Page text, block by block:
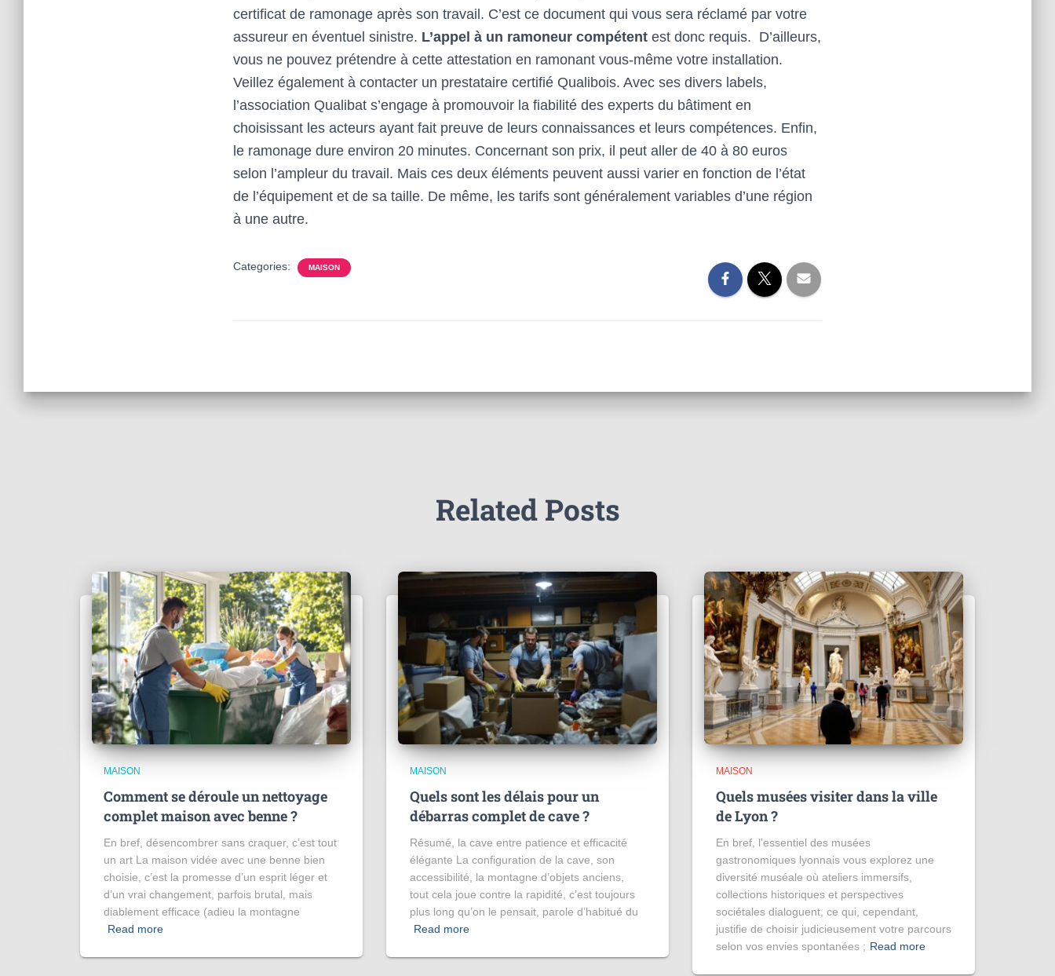
certificat de ramonage après son travail. C’est ce document qui vous sera réclamé par votre
assureur en éventuel sinistre. L’appel à un ramoneur compétent est donc requis. D’ailleurs,
vous ne pouvez prétendre à cette attestation en ramonant vous-même votre installation.
Veillez également à contacter un prestataire certifié Qualibois. Avec ses divers labels,
l’association Qualibat s’engage à promouvoir la fiabilité des experts du bâtiment en
choisissant les acteurs ayant fait preuve de leurs connaissances et leurs compétences. Enfin,
le ramonage dure environ 20 minutes. Concernant son prix, il peut aller de 40 à 80 euros
selon l’ampleur du travail. Mais ces deux éléments peuvent aussi varier en fonction de l’état
de l’équipement et de sa taille. De même, les tarifs sont généralement variables d’une région
à une autre.
Categories: MAISON
Related Posts
MAISON
Comment se déroule un nettoyage
complet maison avec benne ?
En bref, désencombrer sans craquer, c’est tout
un art La maison vidée avec une benne bien
choisie, c’est la promesse d’un esprit léger et
d’un vrai changement, parfois brutal, mais
diablement efficace (adieu la montagne
Read more
MAISON
Quels sont les délais pour un
débarras complet de cave ?
Résumé, la cave entre patience et efficacité
élégante La configuration de la cave, son
accessibilité, la montagne d’objets anciens,
tout cela joue contre la rapidité, c’est toujours
plus long qu’on le pensait, parole d’habitué du
Read more
MAISON
Quels musées visiter dans la ville
de Lyon ?
En bref, l’essentiel des musées
gastronomiques lyonnais vous explorez une
diversité muséale où ateliers immersifs,
collections historiques et perspectives
sociétales dialoguent, ce qui, cependant,
justifie de choisir judicieusement votre parcours
selon vos envies spontanées ; Read more